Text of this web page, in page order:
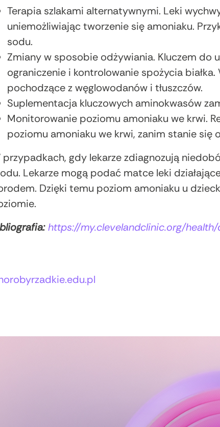
Terapia szlakami alternatywnymi. Leki
uniemożliwiając tworzenie się amoniaku.
sodu.
Zmiany w sposobie odżywiania. Kluczem do
ograniczenie i kontrolowanie spożycia
pochodzące z węglowodanów i tłuszczów.
Suplementacja kluczowych aminokwasów
Monitorowanie poziomu amoniaku we krwi.
poziomu amoniaku we krwi, zanim stanie się
przypadkach, gdy lekarze zdiagnozują
Lekarze mogą podać matce leki
Dzięki temu poziom amoniaku u
https://my.clevelandclinic.org/